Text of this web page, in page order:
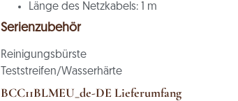
Länge des Netzkabels:
1 m
Serienzubehör
Reinigungsbürste
Teststreifen/Wasserhärte
BCC11BLMEU_de-DE Lieferumfang